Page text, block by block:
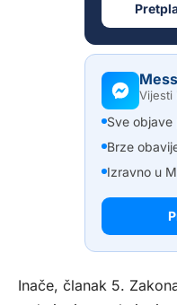
Vijesti
Sve
Brze
Izravno u
Inače, članak 5.